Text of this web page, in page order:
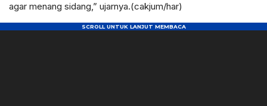
agar menang sidang,” ujarnya.(cakjum/har)